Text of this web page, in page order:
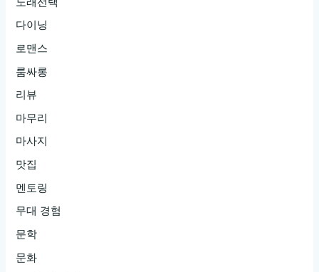
다이닝
로맨스
룸싸롱
리뷰
마무리
마사지
맛집
멘토링
무대 경험
문학
문화